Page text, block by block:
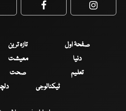
Facebook
صفحۂ اول تازہ ترین
دنیا
معیشت
تعلیم
صحت
ٹیکنالوجی